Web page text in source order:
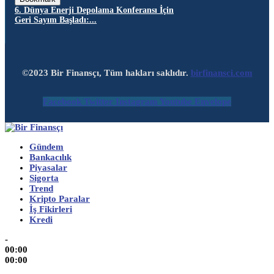
6. Dünya Enerji Depolama Konferansı İçin
Geri Sayım Başladı:...
©2023 Bir Finansçı, Tüm hakları saklıdır. birfinansci.com
Facebook Twitter Instagram Youtube Envelope
Gündem
Bankacılık
Piyasalar
Sigorta
Trend
Kripto Paralar
İş Fikirleri
Kredi
-
00:00
00:00